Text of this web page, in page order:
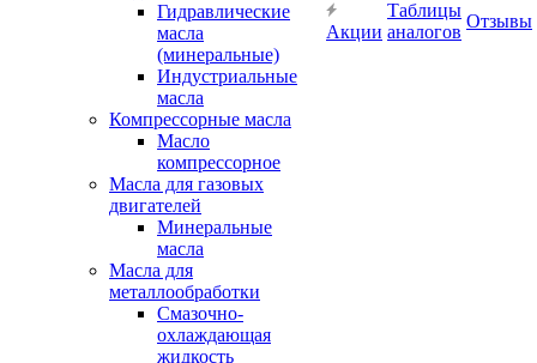
Гидравлические
масла
(минеральные)
Индустриальные
масла
Компрессорные масла
Масло
компрессорное
Масла для газовых
двигателей
Минеральные
масла
Масла для
металлообработки
Смазочно-
охлаждающая
жидкость
Акции
Таблицы
аналогов
Отзывы